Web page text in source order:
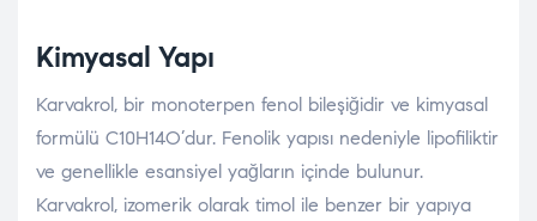
Kimyasal Yapı
Karvakrol, bir monoterpen fenol bileşiğidir ve kimyasal
formülü C10H14O’dur. Fenolik yapısı nedeniyle lipofiliktir
ve genellikle esansiyel yağların içinde bulunur.
Karvakrol, izomerik olarak timol ile benzer bir yapıya